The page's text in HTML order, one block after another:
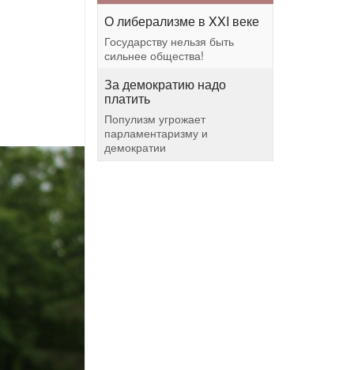
О либерализме в XXI веке
Государству нельзя быть
сильнее общества!
За демократию надо
платить
Популизм угрожает
парламентаризму и
демократии